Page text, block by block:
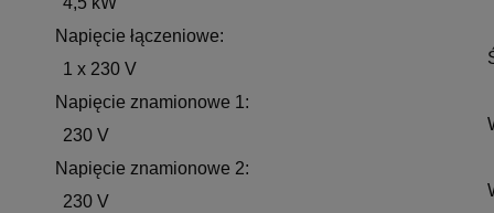
Napięcie łączeniowe:
1 x 230 V
Napięcie znamionowe 1:
230 V
Napięcie znamionowe 2:
230 V